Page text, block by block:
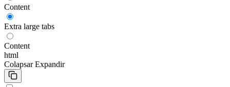
Content
Extra large tabs
Content
html
Colapsar Expandir